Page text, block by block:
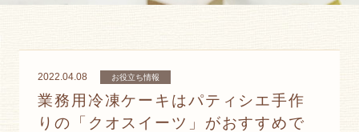
2022.04.08 お役立ち情報
業務用冷凍ケーキはパティシエ手作
りの「クオスイーツ」がおすすめで